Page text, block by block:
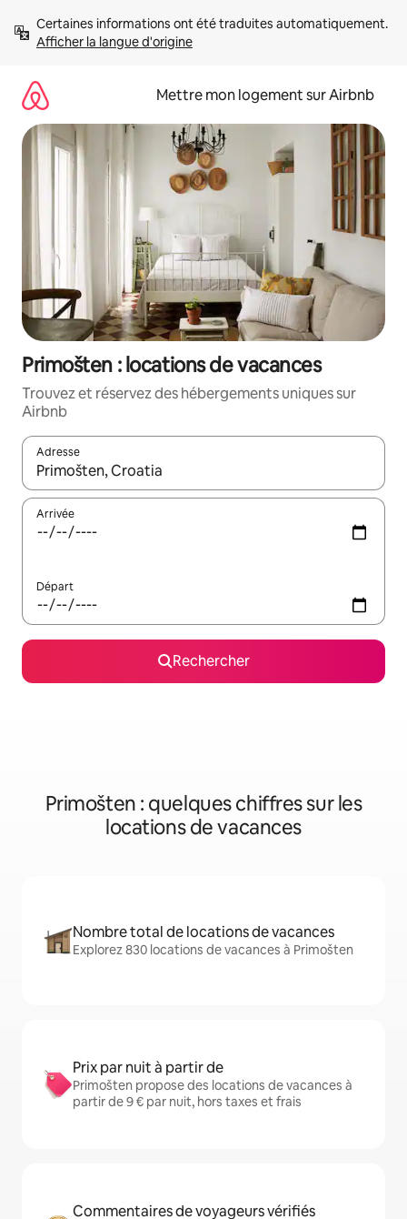
directement
Afficher la langue d'origine
Mettre mon logement sur Airbnb
Primošten : locations de vacances
Trouvez et réservez des hébergements uniques sur
Airbnb
Adresse
Lorsque les résultats s'affichent, utilisez les flèches vers le
Arrivée
Départ
Rechercher
Primošten : quelques chiffres sur les
locations de vacances
Nombre total de locations de vacances
Explorez 830 locations de vacances à Primošten
Prix par nuit à partir de
Primošten propose des locations de vacances à
partir de 9 € par nuit, hors taxes et frais
Commentaires de voyageurs vérifiés